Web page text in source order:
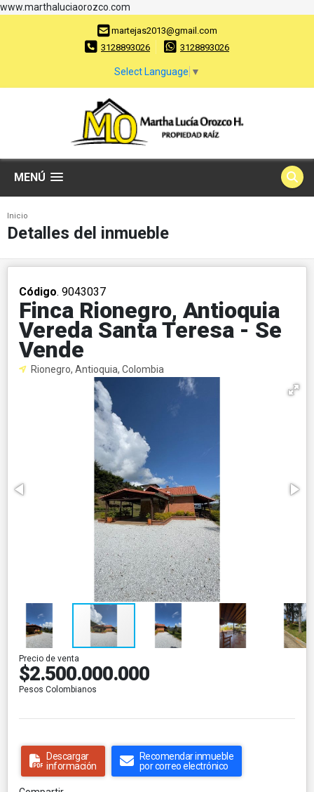
www.marthaluciaorozco.com
martejas2013@gmail.com
3128893026
3128893026
Select Language ▼
MENÚ
Inicio
Detalles del inmueble
Código. 9043037
Finca Rionegro, Antioquia
Vereda Santa Teresa - Se
Vende
Rionegro, Antioquia, Colombia
Precio de venta
$2.500.000.000
Pesos Colombianos
Descargar
información
Recomendar inmueble
por correo electrónico